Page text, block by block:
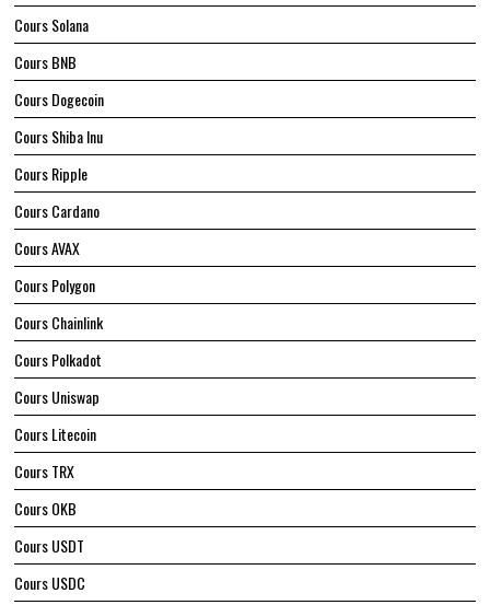
Cours Solana
Cours BNB
Cours Dogecoin
Cours Shiba Inu
Cours Ripple
Cours Cardano
Cours AVAX
Cours Polygon
Cours Chainlink
Cours Polkadot
Cours Uniswap
Cours Litecoin
Cours TRX
Cours OKB
Cours USDT
Cours USDC